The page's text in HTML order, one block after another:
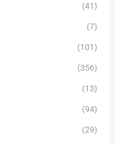
(41)
(7)
(101)
(356)
(13)
(94)
(29)